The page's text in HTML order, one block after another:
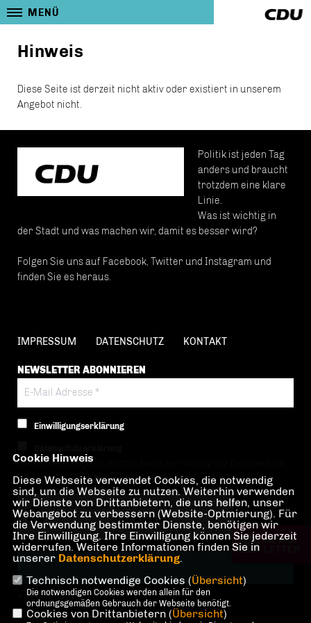
MENÜ
Hinweis
Diese Seite ist derzeit nicht aktiv oder existiert in unserem
Angebot nicht.
Politik ist jeden Tag
anders und braucht
trotzdem eine klare
Linie.
Was ist wichtig in
der Stadt und was machen wir, damit es besser wird?
Folgen Sie uns auf Facebook, Twitter und Instagram und
finden Sie es heraus.
IMPRESSUM DATENSCHUTZ KONTAKT
NEWSLETTER ABONNIEREN
Einwilligungserklärung
Hiermit berechtige ich die CDU Berlin zur Nutzung der Daten im Sinn
der nachfolgenden Datenschutzerklärung.*
Anti-Roboter-Verifizierung
Hier klicken
Friendly Captcha ⇗
* Pflichtfeld!
Cookie Hinweis
Diese Webseite verwendet Cookies, die notwendig
sind, um die Webseite zu nutzen. Weiterhin verwenden
wir Dienste von Drittanbietern, die uns helfen, unser
Webangebot zu verbessern (Website-Optmierung). Für
die Verwendung bestimmter Dienste, benötigen wir
Ihre Einwilligung. Ihre Einwilligung können Sie jederzeit
widerrufen. Weitere Informationen finden Sie in
unserer Datenschutzerklärung.
Technisch notwendige Cookies (Übersicht)
Die notwendigen Cookies werden allein für den
ordnungsgemäßen Gebrauch der Webseite benötigt.
Cookies von Drittanbietern (Übersicht)